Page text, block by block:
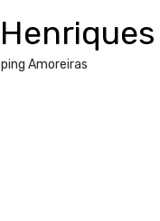
Amoreiras